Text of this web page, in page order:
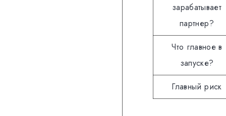
зарабатывает
партнер?
Что главное в
запуске?
Главный риск